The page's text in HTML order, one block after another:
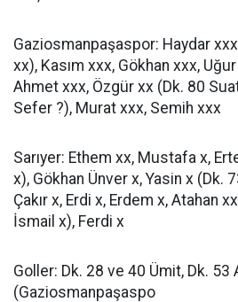
Gaziosmanpaşaspor: Haydar
xx), Kasım xxx, Gökhan xxx,
Ahmet xxx, Özgür xx (Dk. 80
Sefer ?), Murat xxx, Semih xxx
Sarıyer: Ethem xx, Mustafa x,
x), Gökhan Ünver x, Yasin x (Dk.
Çakır x, Erdi x, Erdem x, Atahan
İsmail x), Ferdi x
Goller: Dk. 28 ve 40 Ümit, Dk. 53
(Gaziosmanpaşaspo